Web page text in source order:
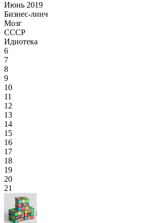
Июнь 2019
Бизнес-линч
Мозг
СССР
Идиотека
6
7
8
9
10
11
12
13
14
15
16
17
18
19
20
21